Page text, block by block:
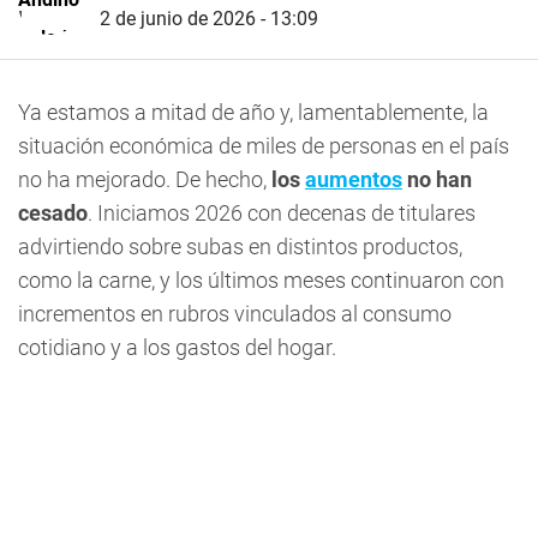
2 de junio de 2026 - 13:09
Ya estamos a mitad de año y, lamentablemente, la
situación económica de miles de personas en el país
no ha mejorado. De hecho, losaumentos no han
cesado. Iniciamos 2026 con decenas de titulares
advirtiendo sobre subas en distintos productos,
como la carne, y los últimos meses continuaron con
incrementos en rubros vinculados al consumo
cotidiano y a los gastos del hogar.